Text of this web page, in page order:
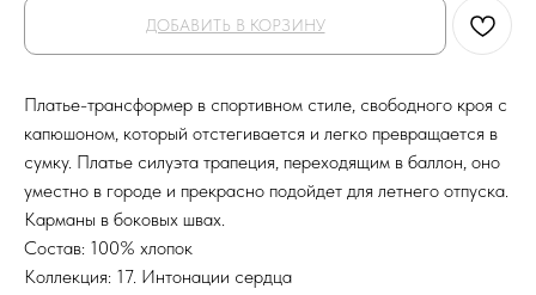
ДОБАВИТЬ В КОРЗИНУ
Платье-трансформер в спортивном стиле, свободного кроя с
капюшоном, который отстегивается и легко превращается в
сумку. Платье силуэта трапеция, переходящим в баллон, оно
уместно в городе и прекрасно подойдет для летнего отпуска.
Карманы в боковых швах.
Состав: 100% хлопок
Коллекция: 17. Интонации сердца